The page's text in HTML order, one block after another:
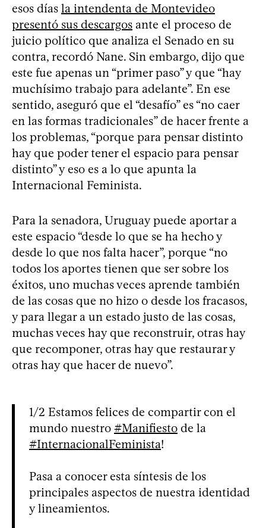
esos días la intendenta de Montevideo
presentó sus descargos ante el proceso de
juicio político que analiza el Senado en su
contra, recordó Nane. Sin embargo, dijo que
este fue apenas un “primer paso” y que “hay
muchísimo trabajo para adelante”. En ese
sentido, aseguró que el “desafío” es “no caer
en las formas tradicionales” de hacer frente a
los problemas, “porque para pensar distinto
hay que poder tener el espacio para pensar
distinto” y eso es a lo que apunta la
Internacional Feminista.
Para la senadora, Uruguay puede aportar a
este espacio “desde lo que se ha hecho y
desde lo que nos falta hacer”, porque “no
todos los aportes tienen que ser sobre los
éxitos, uno muchas veces aprende también
de las cosas que no hizo o desde los fracasos,
y para llegar a un estado justo de las cosas,
muchas veces hay que reconstruir, otras hay
que recomponer, otras hay que restaurar y
otras hay que hacer de nuevo”.
1/2 Estamos felices de compartir con el
mundo nuestro #Manifiesto de la
#InternacionalFeminista!
Pasa a conocer esta síntesis de los
principales aspectos de nuestra identidad
y lineamientos.